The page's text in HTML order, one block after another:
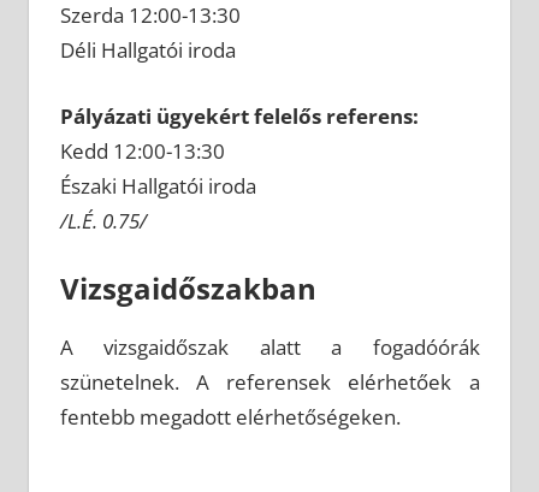
Szerda 12:00-13:30
Déli Hallgatói iroda
Pályázati ügyekért felelős referens:
Kedd 12:00-13:30
Északi Hallgatói iroda
/L.É. 0.75/
Vizsgaidőszakban
A vizsgaidőszak alatt a fogadóórák
szünetelnek. A referensek elérhetőek a
fentebb megadott elérhetőségeken.